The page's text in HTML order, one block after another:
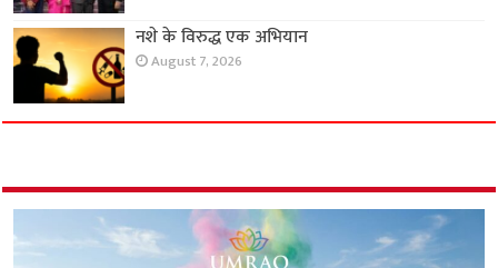
नशे के विरुद्ध एक अभियान
August 7, 2026